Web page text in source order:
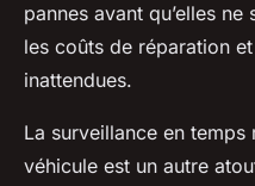
pannes avant qu’elles
les coûts de réparation
inattendues.
La surveillance en
véhicule est un autre